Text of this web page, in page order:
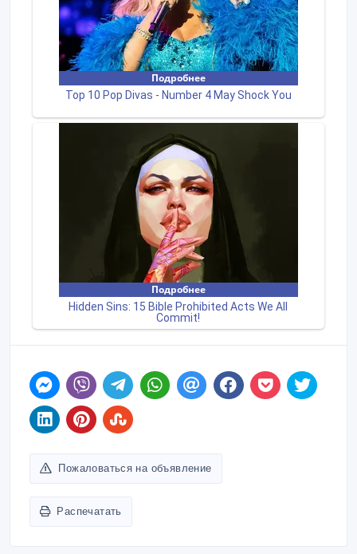
Пожаловаться на объявление
Распечатать